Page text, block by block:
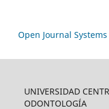
Open Journal Systems
UNIVERSIDAD
ODONTOLOGÍA